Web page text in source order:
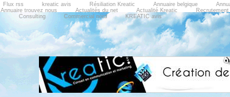
Flux rss kreatic avis Résiliation Kreatic Annuaire belgique
Annuaire trouvez nous Actualités du net Actualité Kreatic Recrutement
Consulting
Commercial nord KREATIC avis